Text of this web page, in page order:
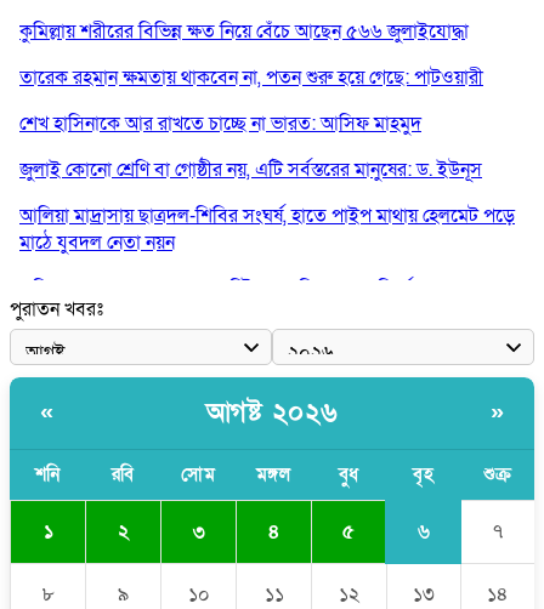
কুমিল্লায় শরীরের বিভিন্ন ক্ষত নিয়ে বেঁচে আছেন ৫৬৬ জুলাইযোদ্ধা
তারেক রহমান ক্ষমতায় থাকবেন না, পতন শুরু হয়ে গেছে: পাটওয়ারী
শেখ হাসিনাকে আর রাখতে চাচ্ছে না ভারত: আসিফ মাহমুদ
জুলাই কোনো শ্রেণি বা গোষ্ঠীর নয়, এটি সর্বস্তরের মানুষের: ড. ইউনূস
আলিয়া মাদ্রাসায় ছাত্রদল-শিবির সংঘর্ষ, হাতে পাইপ মাথায় হেলমেট পড়ে
মাঠে যুবদল নেতা নয়ন
কুমিল্লার ৫ হাসপাতাল-ডায়াগনস্টিক সাময়িক বন্ধের নির্দেশ
পরকীয়ার অভিযোগে গ্রামবাসীর হাতে আটক কনটেন্ট ক্রিয়েটর রিপন মিয়া
হরমুজের আকাশে ৩ কোটি ডলারের মার্কিন ড্রোন ধ্বংস করল ইরান
পুরাতন খবরঃ
« আগষ্ট ২০২৬ »
শনি রবি সোম মঙ্গল বুধ বৃহ শুক্র
১ ২ ৩ ৪ ৫ ৬ ৭
৮ ৯ ১০ ১১ ১২ ১৩ ১৪